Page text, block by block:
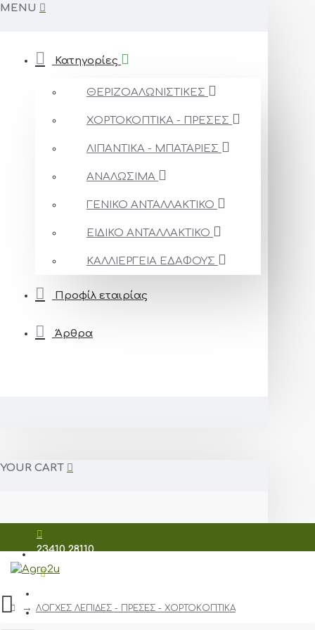
MENU
Κατηγορίες
ΘΕΡΙΖΟΑΛΩΝΙΣΤΙΚΕΣ
ΧΟΡΤΟΚΟΠΤΙΚΑ - ΠΡΕΣΕΣ
ΛΙΠΑΝΤΙΚΑ - ΜΠΑΤΑΡΙΕΣ
ΑΝΑΛΩΣΙΜΑ
ΓΕΝΙΚΟ ΑΝΤΑΛΛΑΚΤΙΚΟ
ΕΙΔΙΚΟ ΑΝΤΑΛΛΑΚΤΙΚΟ
ΚΑΛΛΙΕΡΓΕΙΑ ΕΔΑΦΟΥΣ
Προφίλ εταιρίας
Άρθρα
YOUR CART
23410 28110
ΛΟΓΧΕΣ ΛΕΠΙΔΕΣ - ΠΡΕΣΕΣ - ΧΟΡΤΟΚΟΠΤΙΚΑ